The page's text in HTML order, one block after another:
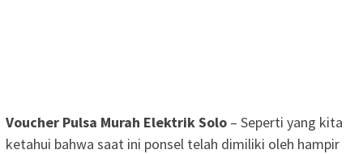
Voucher Pulsa Murah Elektrik Solo – Seperti yang kita
ketahui bahwa saat ini ponsel telah dimiliki oleh hampir